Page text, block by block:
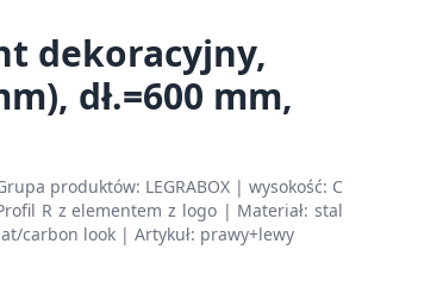
dekoracyjny,
dł.=600 mm,
produktów: LEGRABOX | wysokość: C
R z elementem z logo | Materiał: stal
carbon look | Artykuł: prawy+lewy